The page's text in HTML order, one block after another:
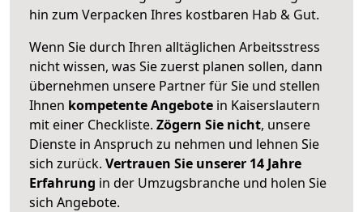
hin zum Verpacken Ihres kostbaren Hab & Gut.
Wenn Sie durch Ihren alltäglichen Arbeitsstress
nicht wissen, was Sie zuerst planen sollen, dann
übernehmen unsere Partner für Sie und stellen
Ihnen kompetente Angebote in Kaiserslautern
mit einer Checkliste. Zögern Sie nicht, unsere
Dienste in Anspruch zu nehmen und lehnen Sie
sich zurück. Vertrauen Sie unserer 14 Jahre
Erfahrung in der Umzugsbranche und holen Sie
sich Angebote.